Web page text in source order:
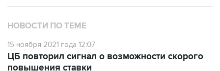
НОВОСТИ ПО ТЕМЕ
15 ноября 2021 года 12:07
повышения ставки